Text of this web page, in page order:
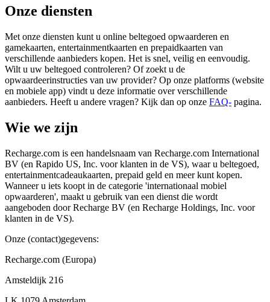
Onze diensten
Met onze diensten kunt u online beltegoed opwaarderen en
gamekaarten, entertainmentkaarten en prepaidkaarten van
verschillende aanbieders kopen. Het is snel, veilig en eenvoudig.
Wilt u uw beltegoed controleren? Of zoekt u de
opwaardeerinstructies van uw provider? Op onze platforms (website
en mobiele app) vindt u deze informatie over verschillende
aanbieders. Heeft u andere vragen? Kijk dan op onze FAQ- pagina.
Wie we zijn
Recharge.com is een handelsnaam van Recharge.com International
BV (en Rapido US, Inc. voor klanten in de VS), waar u beltegoed,
entertainmentcadeaukaarten, prepaid geld en meer kunt kopen.
Wanneer u iets koopt in de categorie 'internationaal mobiel
opwaarderen', maakt u gebruik van een dienst die wordt
aangeboden door Recharge BV (en Recharge Holdings, Inc. voor
klanten in de VS).
Onze (contact)gegevens:
Recharge.com (Europa)
Amsteldijk 216